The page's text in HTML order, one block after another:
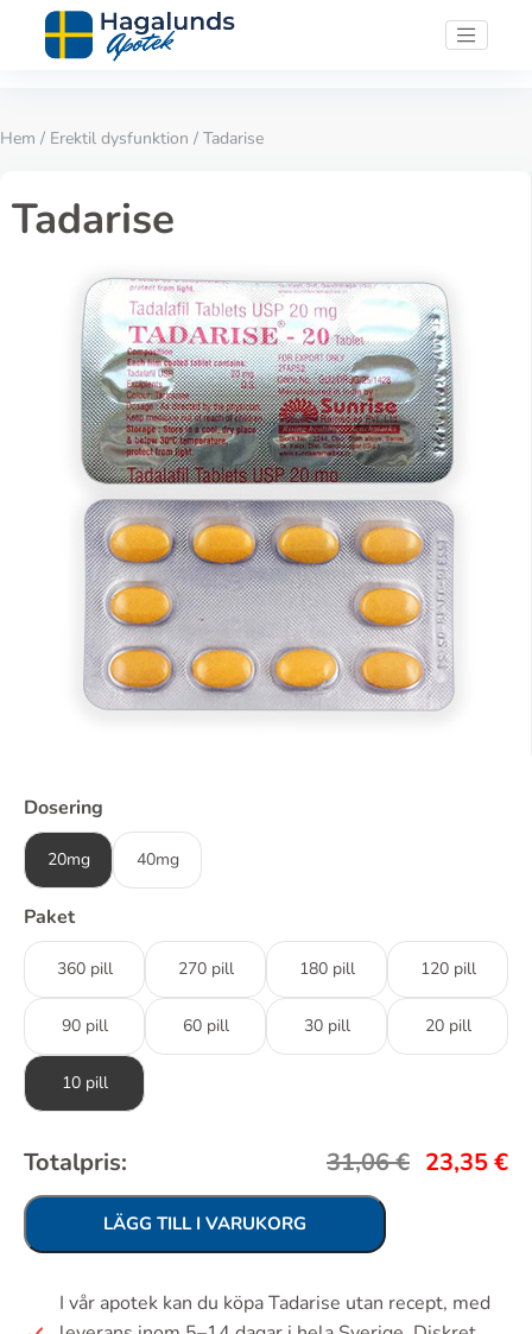
Hem / Erektil dysfunktion / Tadarise
Tadarise
Dosering
20mg 40mg
Paket
360 pill 270 pill 180 pill 120 pill
90 pill 60 pill 30 pill 20 pill
10 pill
Totalpris: 31,06€ 23,35€
LÄGG TILL I VARUKORG
I vår apotek kan du köpa Tadarise utan recept, med